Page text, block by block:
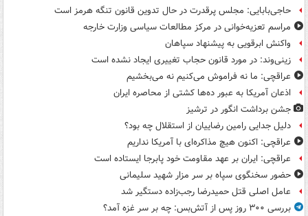
حاجی‌بابایی: مجلس پرقدرت در حال تدوین قانون تنگه هرمز است
مراسم تعزیه‌خوانی در مرکز مطالعات سیاسی وزارت خارجه
واکنش ابرقویی به پیشنهاد سپاهان
زینی‌وند: در مورد قانون حجاب تغییری ایجاد نشده است
عراقچی: ما نه فراموش می‌کنیم نه می‌بخشیم
اذعان آمریکا به عبور ده‌ها کشتی از محاصره ایران
جشن برداشت انگور در ترشیز
دلیل جدایی رامین رضاییان از استقلال چه بود؟
عراقچی: اکنون هیچ مذاکره‌ای با آمریکا نداریم
عراقچی: ایران بر عهد مقاومت خود پابرجا ایستاده است
حضور سخنگوی سپاه بر سر مزار شهید سلیمانی
عامل اصلی قتل حمیدرضا رجب‌زاده دستگیر شد
بررسی ۳۰۰ روز پس از آتش‌بس: چه بر سر غزه آمد؟